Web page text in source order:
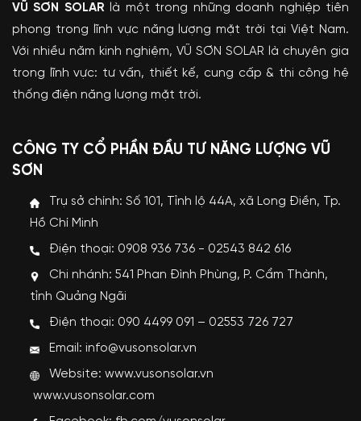
VŨ SƠN SOLAR là một trong những doanh nghiệp tiên
phong trong lĩnh vực năng lượng mặt trời tại Việt Nam.
Với nhiều năm kinh nghiệm, VŨ SƠN SOLAR là chuyên gia
trong lĩnh vực: tư vấn, thiết kế, cung cấp & thi công hệ
thống điện năng lượng mặt trời.
CÔNG TY CỔ PHẦN ĐẦU TƯ NĂNG LƯỢNG VŨ
SƠN
Trụ sở chính: Số 101, Tỉnh lộ 44A, xã Long Điền, Tp.
Hồ Chí Minh
Điện thoại: 0908 936 736 - 02543 842 616
Chi nhánh: 541 Phan Đình Phùng, P. Cẩm Thành,
tỉnh Quảng Ngãi
Điện thoại: 090 4499 091 – 02553 726 727
Email: info@vusonsolar.vn
Website:www.vusonsolar.vn
www.vusonsolar.com